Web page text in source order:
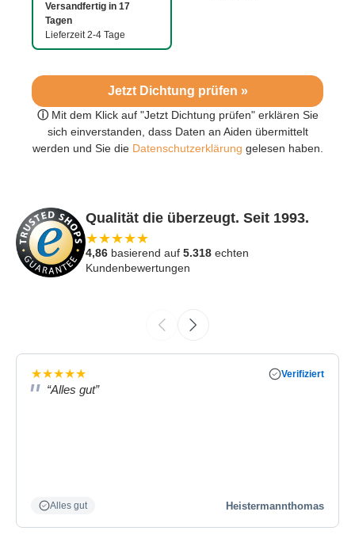
Jetzt Dichtung prüfen »
ⓘ Mit dem Klick auf "Jetzt Dichtung prüfen" erklären Sie
sich einverstanden, dass Daten an Aiden übermittelt
werden und Sie dieDatenschutzerklärung gelesen haben.
Versandfertig in 17
Tagen
Lieferzeit 2-4 Tage
Qualität die überzeugt. Seit 1993.
★★★★★
4,86 basierend auf 5.318 echten
Kundenbewertungen
★★★★★ Verifiziert
“Alles gut”
Alles gut Heistermannthomas